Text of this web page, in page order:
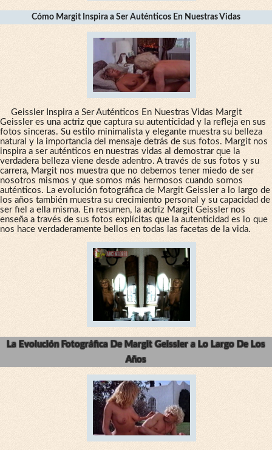
Cómo Margit Inspira a Ser Auténticos En Nuestras Vidas
Geissler Inspira a Ser Auténticos En Nuestras Vidas Margit
Geissler es una actriz que captura su autenticidad y la refleja en sus
fotos sinceras. Su estilo minimalista y elegante muestra su belleza
natural y la importancia del mensaje detrás de sus fotos. Margit nos
inspira a ser auténticos en nuestras vidas al demostrar que la
verdadera belleza viene desde adentro. A través de sus fotos y su
carrera, Margit nos muestra que no debemos tener miedo de ser
nosotros mismos y que somos más hermosos cuando somos
auténticos. La evolución fotográfica de Margit Geissler a lo largo de
los años también muestra su crecimiento personal y su capacidad de
ser fiel a ella misma. En resumen, la actriz Margit Geissler nos
enseña a través de sus fotos explícitas que la autenticidad es lo que
nos hace verdaderamente bellos en todas las facetas de la vida.
La Evolución Fotográfica De Margit Geissler a Lo Largo De Los
Años